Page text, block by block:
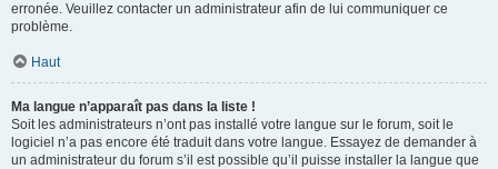
erronée. Veuillez contacter un administrateur afin de lui communiquer ce
problème.
Haut
Ma langue n’apparaît pas dans la liste !
Soit les administrateurs n’ont pas installé votre langue sur le forum, soit le
logiciel n’a pas encore été traduit dans votre langue. Essayez de demander à
un administrateur du forum s’il est possible qu’il puisse installer la langue que